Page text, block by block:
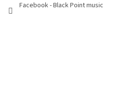
Facebook - Black Point music